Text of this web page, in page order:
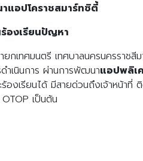
แอปโคราชสมาร์ทซิตี้
องเรียนปัญหา
ยกเทศมนตรี เทศบาลนครนครราชสี
ดำเนินการ ผ่านการพัฒนาแอปพลิเ
ร้องเรียนได้ มีสายด่วนถึงเจ้าหน้า
เป็นต้น